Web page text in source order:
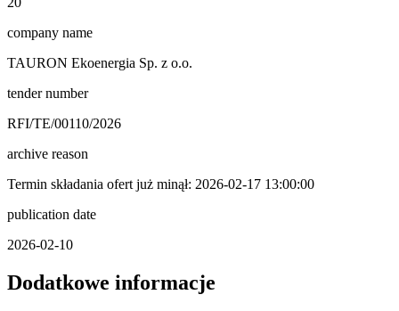
company name
TAURON Ekoenergia Sp. z o.o.
tender number
RFI/TE/00110/2026
archive reason
Termin składania ofert już minął: 2026-02-17 13:00:00
publication date
2026-02-10
Dodatkowe informacje